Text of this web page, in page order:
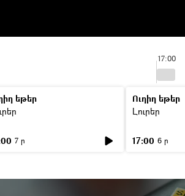
17:00
եթեր
7 ր
Ուղիղ եթեր
Լուրեր
17:00 6 ր